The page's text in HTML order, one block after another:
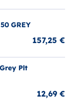
GREY
157,25 €
Plt
12,69 €